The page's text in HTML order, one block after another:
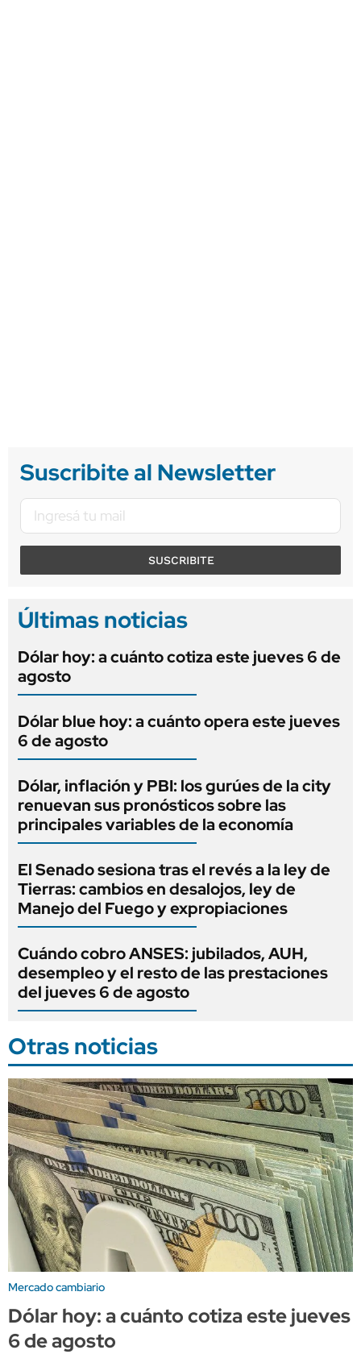
Suscribite al Newsletter
SUSCRIBITE
Últimas noticias
Dólar hoy: a cuánto cotiza este jueves 6 de
agosto
Dólar blue hoy: a cuánto opera este jueves
6 de agosto
Dólar, inflación y PBI: los gurúes de la city
renuevan sus pronósticos sobre las
principales variables de la economía
El Senado sesiona tras el revés a la ley de
Tierras: cambios en desalojos, ley de
Manejo del Fuego y expropiaciones
Cuándo cobro ANSES: jubilados, AUH,
desempleo y el resto de las prestaciones
del jueves 6 de agosto
Otras noticias
Mercado cambiario
Dólar hoy: a cuánto cotiza este jueves
6 de agosto